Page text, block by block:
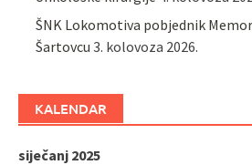
ŠNK Lokomotiva pobjednik
Šartovcu 3. kolovoza 2026.
KALENDAR
siječanj 2025